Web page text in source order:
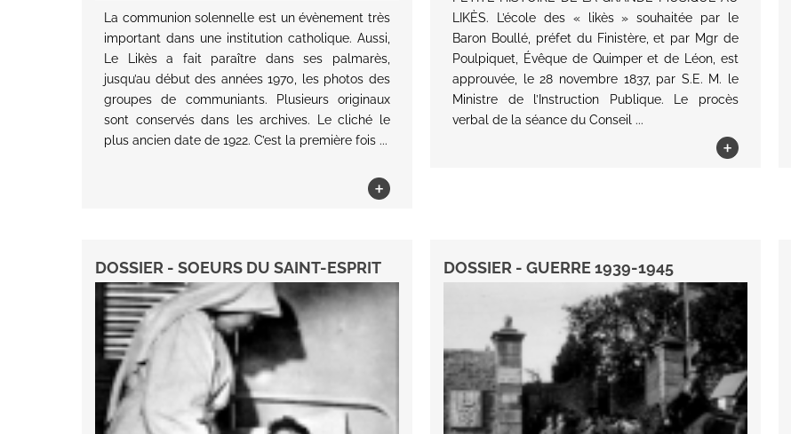
La communion solennelle est un évènement très
important dans une institution catholique. Aussi,
Le Likès a fait paraître dans ses palmarès,
jusqu’au début des années 1970, les photos des
groupes de communiants. Plusieurs originaux
sont conservés dans les archives. Le cliché le
plus ancien date de 1922. C’est la première fois ...
+
LIKÈS. L’école des « likès » souhaitée par le
Baron Boullé, préfet du Finistère, et par Mgr de
Poulpiquet, Évêque de Quimper et de Léon, est
approuvée, le 28 novembre 1837, par S.E. M. le
Ministre de l’Instruction Publique. Le procès
verbal de la séance du Conseil ...
+
DOSSIER - SOEURS DU SAINT-ESPRIT DOSSIER - GUERRE 1939-1945